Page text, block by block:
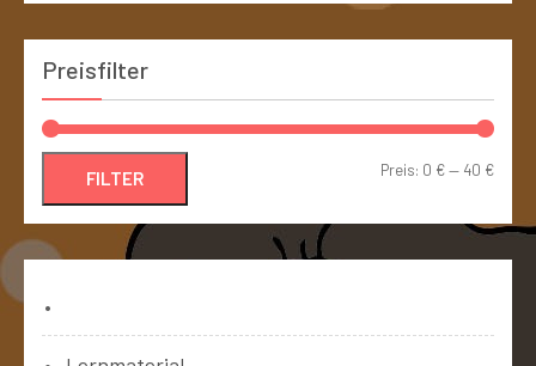
Preisfilter
FILTER Preis: 0 €— 40 €